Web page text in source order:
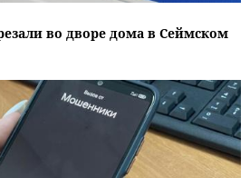
во дворе дома в Сеймском